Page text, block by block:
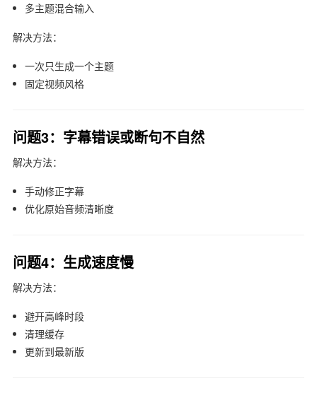
多主题混合输入
解决方法：
一次只生成一个主题
固定视频风格
问题3：字幕错误或断句不自然
解决方法：
手动修正字幕
优化原始音频清晰度
问题4：生成速度慢
解决方法：
避开高峰时段
清理缓存
更新到最新版